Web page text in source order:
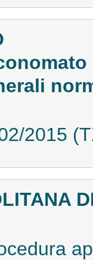
2015